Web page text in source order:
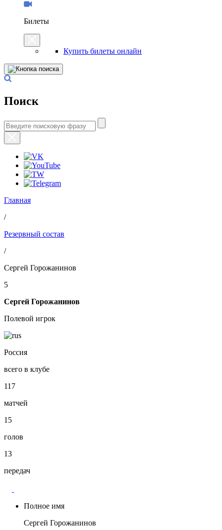
Билеты
Купить билеты онлайн
Поиск
Главная
/
Резервный состав
/
Сергей Горожанинов
5
Сергей Горожанинов
Полевой игрок
Россия
всего в клубе
117
матчей
15
голов
13
передач
Полное имя
Сергей Горожанинов